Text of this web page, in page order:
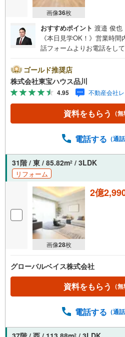
画像36枚
おすすめポイント 渡邉 俊也
《本日見学OK！》営業時
話フォームよりお電話をし
hoo！ 不動産キャンペーン
るとPayPayボーナスライト
物件ご成約キャンペーン」
らう」「見学予約をする」
い。※必ずYahoo！ JAPAN
ayPayボーナスライトは出
問い合わせも常時受け付け
ゴールド推奨店
株式会社東宝ハウス品川
4.95 不動産会社
資料をもらう （
電話する （通
31階 / 東 / 85.82m2 / 3LDK
リフォーム
画像28枚
2億
グローバルベイス株式会社
資料をもらう （
電話する （通
2